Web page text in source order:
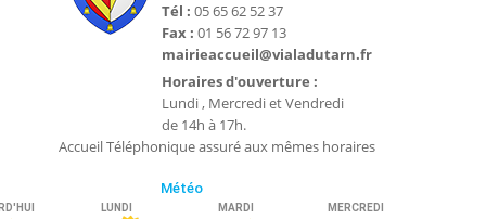
Tél : 05 65 62 52 37
Fax : 01 56 72 97 13
mairieaccueil@vialadutarn.fr
Horaires d'ouverture :
Lundi , Mercredi et Vendredi
de 14h à 17h.
Accueil Téléphonique assuré aux mêmes horaires